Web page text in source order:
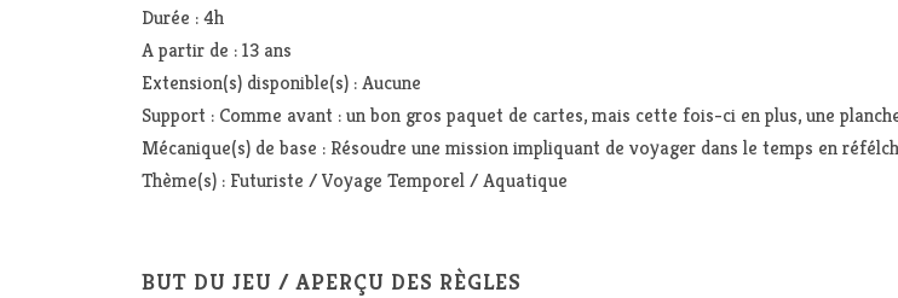
Durée : 4h
A partir de : 13 ans
Extension(s) disponible(s) : Aucune
Support : Comme avant : un bon gros paquet de cartes, mais cette fois-ci en plus, une
Mécanique(s) de base : Résoudre une mission impliquant de voyager dans le temps en
Thème(s) : Futuriste / Voyage Temporel / Aquatique
BUT DU JEU / APERÇU DES RÈGLES